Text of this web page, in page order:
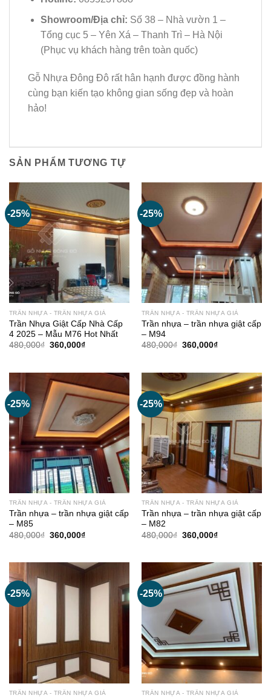
Showroom/Địa chỉ: Số 38 – Nhà vườn 1 –
Tổng cục 5 – Yên Xá – Thanh Trì – Hà Nội
(Phục vụ khách hàng trên toàn quốc)
Gỗ Nhựa Đông Đô rất hân hạnh được đồng hành
cùng bạn kiến tạo không gian sống đẹp và hoàn
hảo!
SẢN PHẨM TƯƠNG TỰ
-25%
TRẦN NHỰA - TRẦN NHỰA GIẢ
Trần Nhựa Giật Cấp Nhà Cấp
4 2025 – Mẫu M76 Hot Nhất
480,000₫ Giá
360,000₫Giá
360,000₫.
-25%
TRẦN NHỰA - TRẦN NHỰA GIẢ
Trần nhựa – trần nhựa giật cấp
– M94
480,000₫ Giá
360,000₫Giá
360,000₫.
-25%
TRẦN NHỰA - TRẦN NHỰA GIẢ
Trần nhựa – trần nhựa giật cấp
– M85
480,000₫ Giá
360,000₫Giá
360,000₫.
-25%
TRẦN NHỰA - TRẦN NHỰA GIẢ
Trần nhựa – trần nhựa giật cấp
– M82
480,000₫ Giá
360,000₫Giá
360,000₫.
-25%
TRẦN NHỰA - TRẦN NHỰA GIẢ
-25%
TRẦN NHỰA - TRẦN NHỰA GIẢ